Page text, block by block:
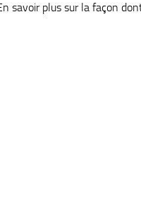
savoir plus sur la façon